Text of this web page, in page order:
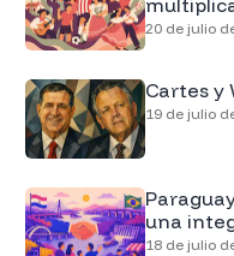
20 de julio
Cartes y
19 de julio
una
18 de julio